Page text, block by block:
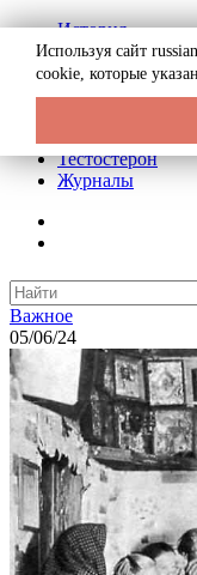
История
Биография
Криминал
Реклама на сайте
Тестостерон
Журналы
Важное
05/06/24
Используя сайт
cookie, которые